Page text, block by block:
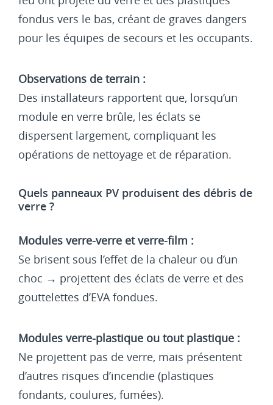
fondus vers le bas, créant de graves dangers
pour les équipes de secours et les occupants.
Observations de terrain :
Des installateurs rapportent que, lorsqu’un
module en verre brûle, les éclats se
dispersent largement, compliquant les
opérations de nettoyage et de réparation.
Quels panneaux PV produisent des débris de
verre ?
Modules verre-verre et verre-film :
Se brisent sous l’effet de la chaleur ou d’un
choc → projettent des éclats de verre et des
gouttelettes d’EVA fondues.
Modules verre-plastique ou tout plastique :
Ne projettent pas de verre, mais présentent
d’autres risques d’incendie (plastiques
fondants, coulures, fumées).